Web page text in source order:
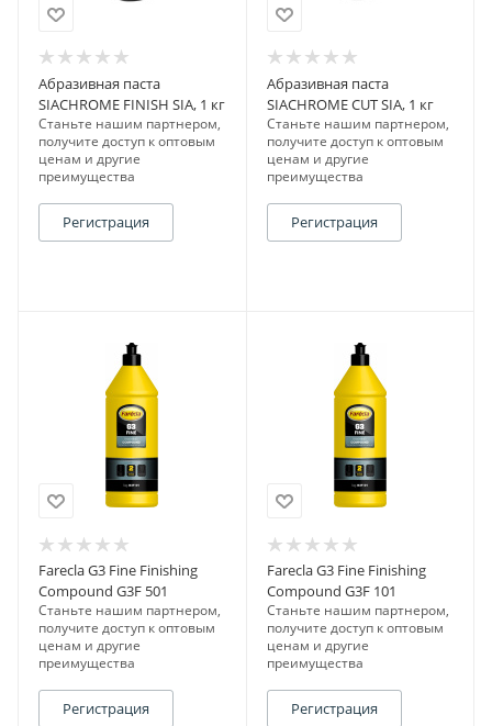
Абразивная паста
SIACHROME FINISH SIA, 1 кг
Станьте нашим партнером,
получите доступ к оптовым
ценам и другие
преимущества
Регистрация
Абразивная паста
SIACHROME CUT SIA, 1 кг
Станьте нашим партнером,
получите доступ к оптовым
ценам и другие
преимущества
Регистрация
Farecla G3 Fine Finishing
Compound G3F 501
Станьте нашим партнером,
получите доступ к оптовым
ценам и другие
преимущества
Регистрация
Farecla G3 Fine Finishing
Compound G3F 101
Станьте нашим партнером,
получите доступ к оптовым
ценам и другие
преимущества
Регистрация